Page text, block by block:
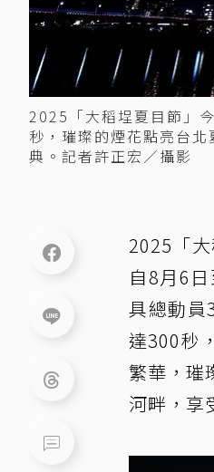
2025「大稻埕夏目節」
秒，璀璨的煙花點亮台
典。記者許正宏／攝影
2025「
自8月6
具總動員
達300秒
繁華，璀
河畔，享